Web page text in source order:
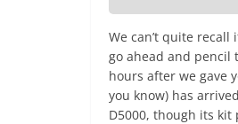
We can’t quite
go ahead and pencil
hours after we gave
you know) has
D5000, though its kit